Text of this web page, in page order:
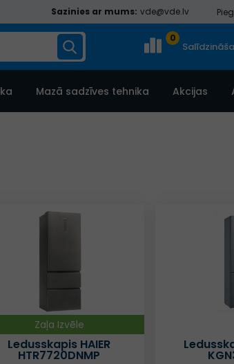
Sazinies ar mums: vde@vde.lv
0
Mazā sadzīves tehnika Akcijas
Zaļa Izvēle
Ledusskapis HAIER
HTR7720DNMP